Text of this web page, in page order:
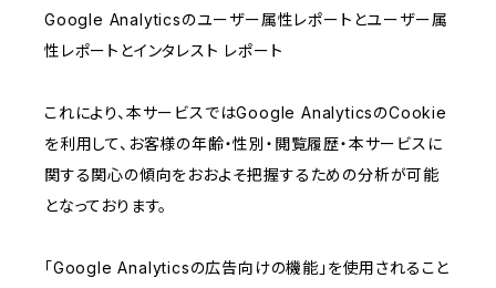
Google Analyticsのユーザー属性レポートとユーザー属
性レポートとインタレスト レポート
これにより、本サービスではGoogle AnalyticsのCookie
を利用して、お客様の年齢・性別・閲覧履歴・本サービスに
関する関心の傾向をおおよそ把握するための分析が可能
となっております。
「Google Analyticsの広告向けの機能」を使用されること